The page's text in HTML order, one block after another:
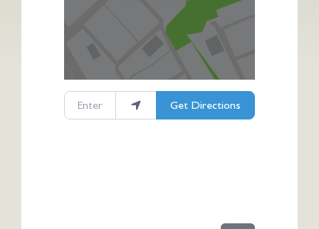
Enter your location
Get Directions